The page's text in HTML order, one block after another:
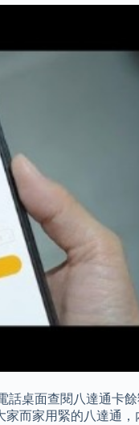
話桌面查閱八達通卡
而家用緊的八達通